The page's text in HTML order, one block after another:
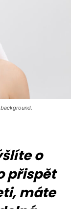
o
přispět
máte